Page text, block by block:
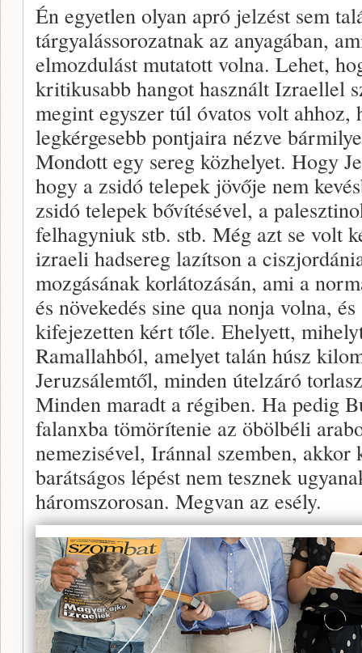
Én egyetlen olyan apró jelzést sem
tárgyalássorozatnak az anyagában,
elmozdulást mutatott volna. Lehet,
kritikusabb hangot használt Izraellel
megint egyszer túl óvatos volt ahhoz,
legkérgesebb pontjaira nézve
Mondott egy sereg közhelyet. Hogy
hogy a zsidó telepek jövője nem
zsidó telepek bővítésével, a
felhagyniuk stb. stb. Még azt se volt
izraeli hadsereg lazítson a
mozgásának korlátozásán, ami a
és növekedés sine qua nonja volna,
kifejezetten kért tőle. Ehelyett,
Ramallahból, amelyet talán húsz
Jeruzsálemtől, minden útelzáró
Minden maradt a régiben. Ha pedig
falanxba tömörítenie az öbölbéli
nemezisével, Iránnal szemben, akkor
barátságos lépést nem tesznek
háromszorosan. Megvan az esély.